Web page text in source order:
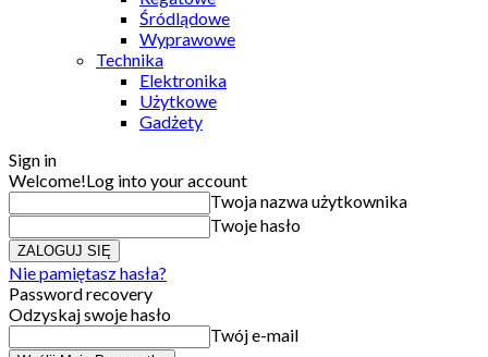
Śródlądowe
Wyprawowe
Technika
Elektronika
Użytkowe
Gadżety
Sign in
Welcome!Log into your account
Twoja nazwa użytkownika
Twoje hasło
Nie pamiętasz hasła?
Password recovery
Odzyskaj swoje hasło
Twój e-mail